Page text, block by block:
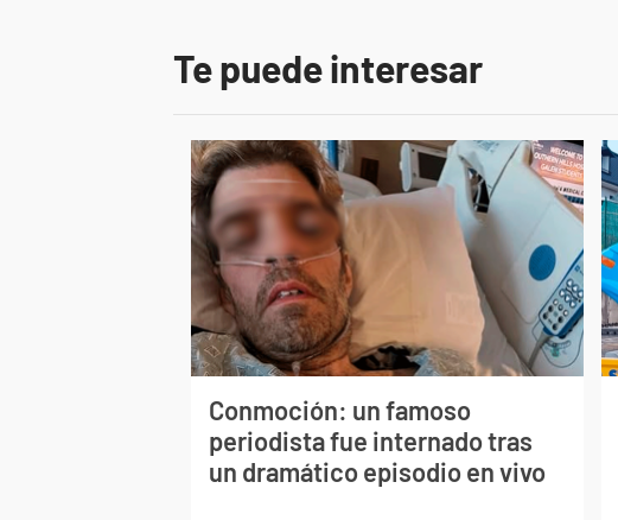
Te puede interesar
Conmoción: un famoso
periodista fue internado tras
un dramático episodio en vivo